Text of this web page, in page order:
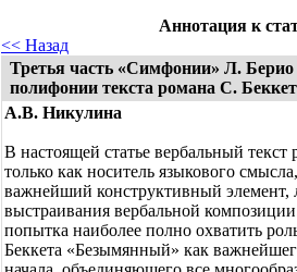
Аннотация к
<< Назад
Третья часть «Симфонии» Л. Берио
полифонии текста романа С.
А.В. Никулина
В настоящей статье вербальный текст
только как носитель языкового
важнейший конструктивный элемент,
выстраивания вербальной
попытка наиболее полно охватить
Беккета «Безымянный» как